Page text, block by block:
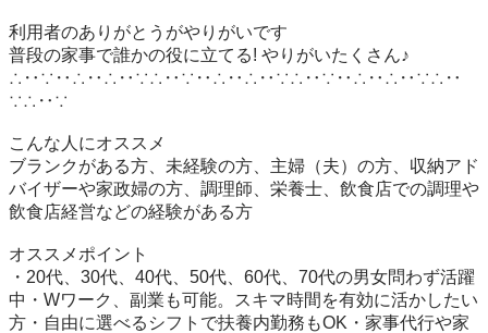
利用者のありがとうがやりがいです
普段の家事で誰かの役に立てる! やりがいたくさん♪
∴‥∵‥∴‥∴‥∵∴‥∵‥∴‥∴‥∵∴‥∵‥∴‥∴‥∵∴‥
∵∴‥∵
こんな人にオススメ
ブランクがある方、未経験の方、主婦（夫）の方、収納アド
バイザーや家政婦の方、調理師、栄養士、飲食店での調理や
飲食店経営などの経験がある方
オススメポイント
・20代、30代、40代、50代、60代、70代の男女問わず活躍
中・Wワーク、副業も可能。スキマ時間を有効に活かしたい
方・自由に選べるシフトで扶養内勤務もOK・家事代行や家